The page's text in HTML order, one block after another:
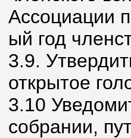
Ассоциации
ый год
3.9.
открытое
3.10
собрании,